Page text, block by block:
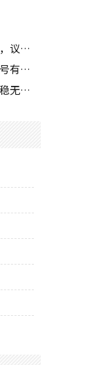
【深圳】买家仅针对部分指定料号有探价动作，议价动作有所减少
【香港】买家问价动作减少，仅有部分指定料号有零星询单动作
【台湾地区】需求力道依旧微弱，市场报价持稳无明显波动